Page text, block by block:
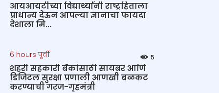
आयआयटीच्या विद्यार्थ्यांनी राष्ट्रहिताला
प्राधान्य देऊन आपल्या ज्ञानाचा फायदा
देशाला मि...
6 hours पूर्वी 5
शहरी सहकारी बँकांसाठी सायबर आणि
डिजिटल सुरक्षा प्रणाली आणखी बळकट
करण्याची गरज-गृहमंत्री